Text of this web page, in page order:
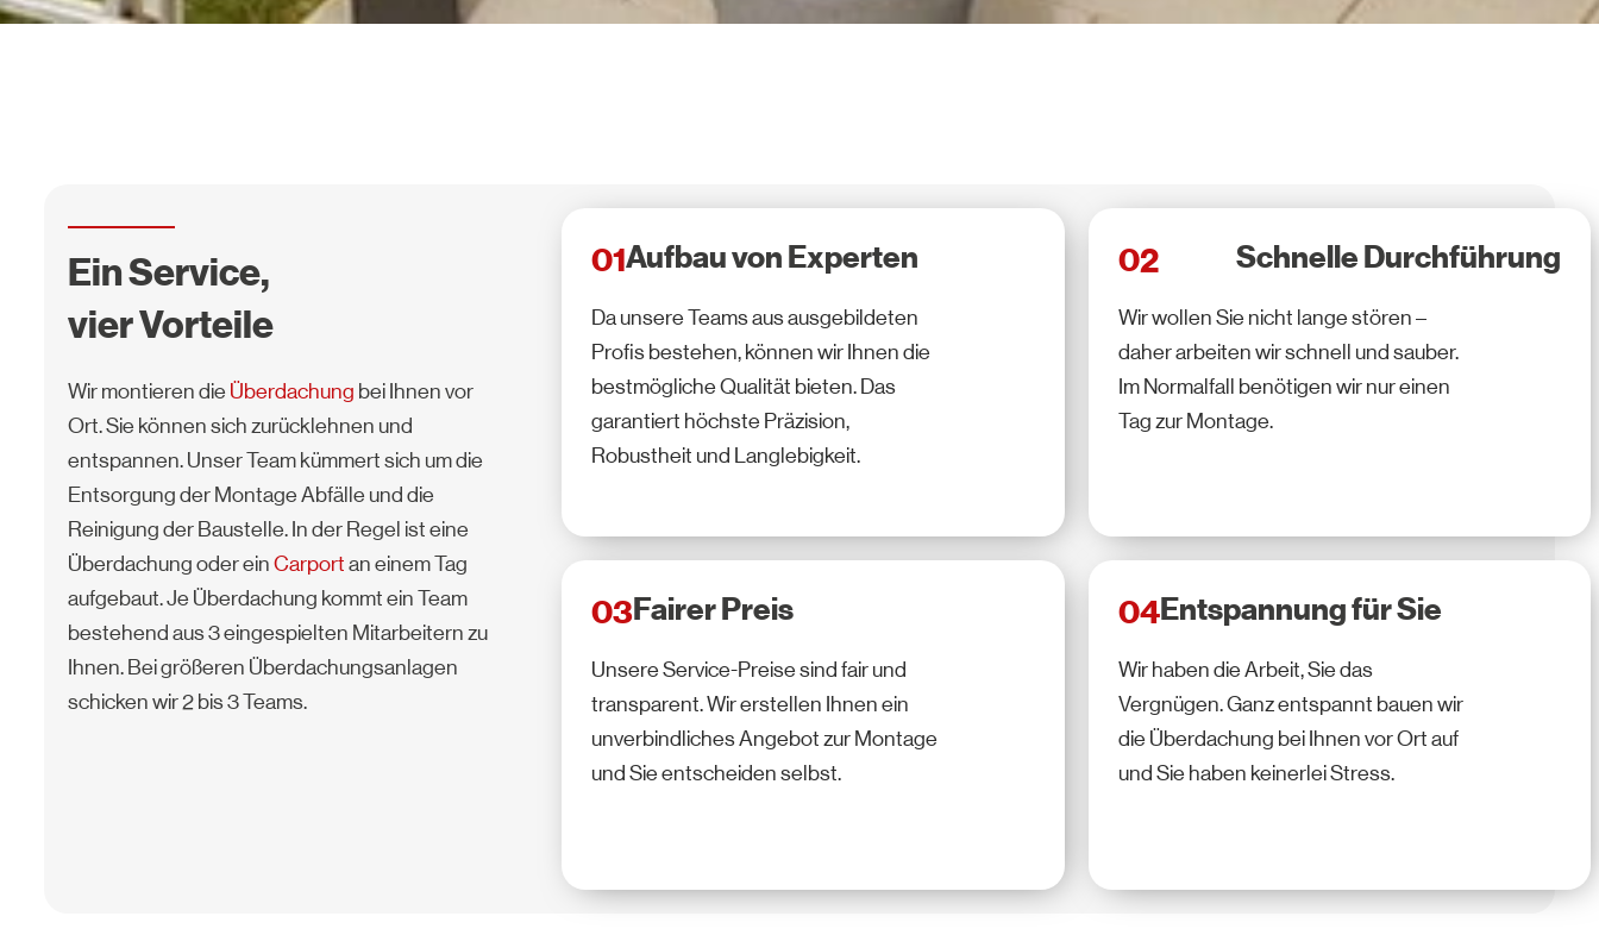
Ein Service,
vier Vorteile
Wir montieren die Überdachung bei Ihnen vor
Ort. Sie können sich zurücklehnen und
entspannen. Unser Team kümmert sich um die
Entsorgung der Montage Abfälle und die
Reinigung der Baustelle. In der Regel ist eine
Überdachung oder ein Carport an einem Tag
aufgebaut. Je Überdachung kommt ein Team
bestehend aus 3 eingespielten Mitarbeitern zu
Ihnen. Bei größeren Überdachungsanlagen
schicken wir 2 bis 3 Teams.
01Aufbau von Experten
Da unsere Teams aus ausgebildeten
Profis bestehen, können wir Ihnen die
bestmögliche Qualität bieten. Das
garantiert höchste Präzision,
Robustheit und Langlebigkeit.
02 Schnelle Durchführung
Wir wollen Sie nicht lange stören –
daher arbeiten wir schnell und sauber.
Im Normalfall benötigen wir nur einen
Tag zur Montage.
03Fairer Preis
Unsere Service-Preise sind fair und
transparent. Wir erstellen Ihnen ein
unverbindliches Angebot zur Montage
und Sie entscheiden selbst.
04Entspannung für Sie
Wir haben die Arbeit, Sie das
Vergnügen. Ganz entspannt bauen wir
die Überdachung bei Ihnen vor Ort auf
und Sie haben keinerlei Stress.